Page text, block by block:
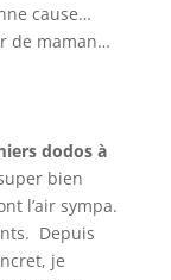
cause…
de maman…
dodos à
bien
l’air sympa.
Depuis
je